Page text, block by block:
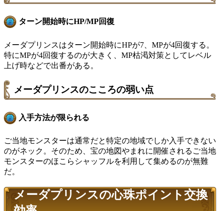
ターン開始時にHP/MP回復
メーダプリンスはターン開始時にHPが7、MPが4回復する。
特にMPが4回復するのが大きく、MP枯渇対策としてレベル
上げ時などで出番がある。
メーダプリンスのこころの弱い点
入手方法が限られる
ご当地モンスターは通常だと特定の地域でしか入手できない
のがネック。そのため、宝の地図やまれに開催されるご当地
モンスターのほこらシャッフルを利用して集めるのが無難
だ。
メーダプリンスの心珠ポイント交換